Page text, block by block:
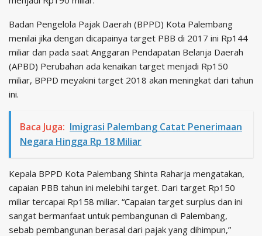
Badan Pengelola Pajak Daerah (BPPD) Kota Palembang
menilai jika dengan dicapainya target PBB di 2017 ini Rp144
miliar dan pada saat Anggaran Pendapatan Belanja Daerah
(APBD) Perubahan ada kenaikan target menjadi Rp150
miliar, BPPD meyakini target 2018 akan meningkat dari tahun
ini.
Baca Juga: Imigrasi Palembang Catat Penerimaan
Negara Hingga Rp 18 Miliar
Kepala BPPD Kota Palembang Shinta Raharja mengatakan,
capaian PBB tahun ini melebihi target. Dari target Rp150
miliar tercapai Rp158 miliar. “Capaian target surplus dan ini
sangat bermanfaat untuk pembangunan di Palembang,
sebab pembangunan berasal dari pajak yang dihimpun,”